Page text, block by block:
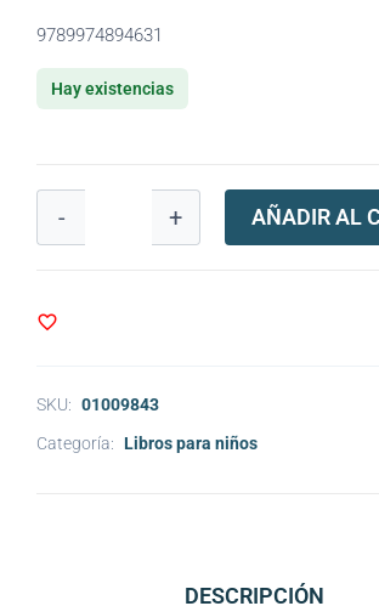
9789974894631
Hay existencias
- + AÑADIR AL
SKU: 01009843
Categoría: Libros para niños
DESCRIPCIÓN